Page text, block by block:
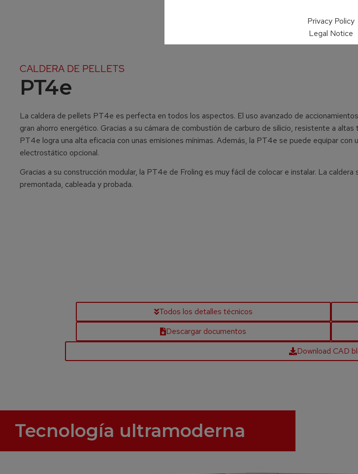
CALDERA DE PELLETS
PT4e
La caldera de pellets PT4e es perfecta en todos los aspectos. El uso avanzado de
gran ahorro energético. Gracias a su cámara de combustión de carburo de silicio, resistente a altas
PT4e logra una alta eficacia con unas emisiones mínimas. Además, la PT4e se puede equipar con
electrostático opcional.
Gracias a su construcción modular, la PT4e de Froling es muy fácil de colocar e instalar. La
premontada, cableada y probada.
Todos los detalles técnicos
Descargar documentos
Download CAD
Tecnología ultramoderna
Privacy Policy
Legal Notice